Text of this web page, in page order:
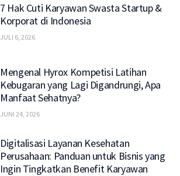
7 Hak Cuti Karyawan Swasta Startup &
Korporat di Indonesia
JULI 6, 2026
Mengenal Hyrox Kompetisi Latihan
Kebugaran yang Lagi Digandrungi, Apa
Manfaat Sehatnya?
JUNI 24, 2026
Digitalisasi Layanan Kesehatan
Perusahaan: Panduan untuk Bisnis yang
Ingin Tingkatkan Benefit Karyawan